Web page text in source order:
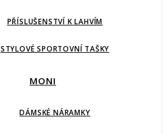
PŘÍSLUŠENSTVÍ K LAHVÍM
STYLOVÉ SPORTOVNÍ TAŠKY
MONI
DÁMSKÉ NÁRAMKY